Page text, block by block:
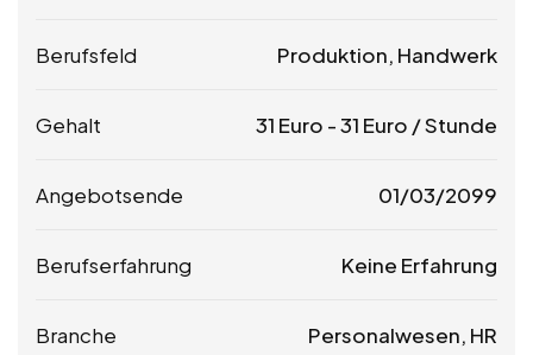
Berufsfeld Produktion, Handwerk
Gehalt 31 Euro -31 Euro / Stunde
Angebotsende 01/03/2099
Berufserfahrung Keine Erfahrung
Branche Personalwesen, HR